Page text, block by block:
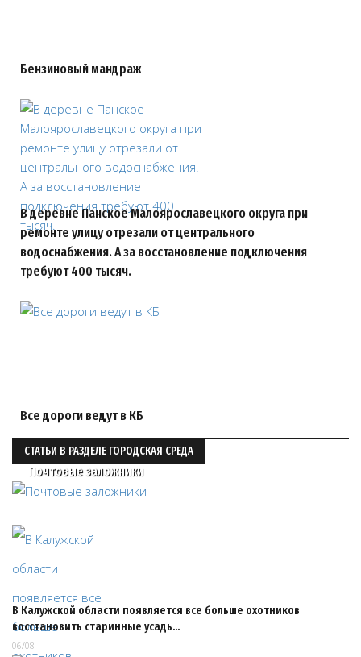
Бензиновый мандраж
В деревне Панское Малоярославецкого округа при
ремонте улицу отрезали от центрального
водоснабжения. А за восстановление подключения
требуют 400 тысяч.
Все дороги ведут в КБ
СТАТЬИ В РАЗДЕЛЕ ГОРОДСКАЯ СРЕДА
Почтовые заложники
В Калужской области появляется все больше охотников
восстановить старинные усадь…
06/08